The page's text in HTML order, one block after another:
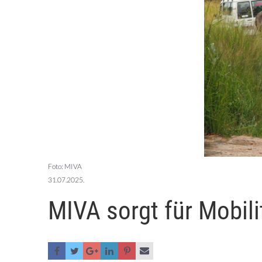
Foto: MIVA
31.07.2025.
MIVA sorgt für